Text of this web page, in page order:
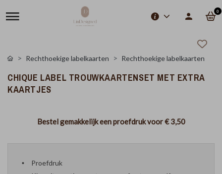
0
Rechthoekige labelkaarten Rechthoekige labelkaarten
CHIQUE LABEL TROUWKAARTENSET MET EXTRA
KAARTJES
Bestel gemakkelijk een proefdruk voor€ 3,50
Proefdruk